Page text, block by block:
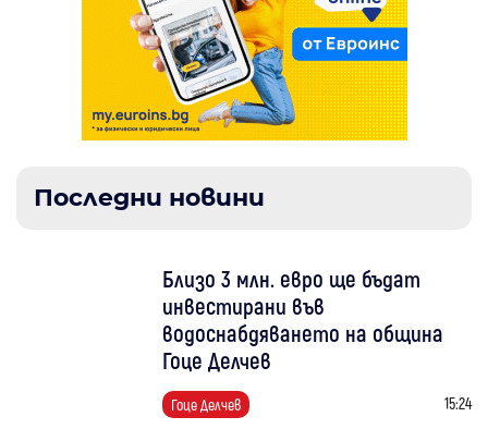
Последни новини
Близо 3 млн. евро ще бъдат
инвестирани във
водоснабдяването на община
Гоце Делчев
Гоце Делчев 15:24